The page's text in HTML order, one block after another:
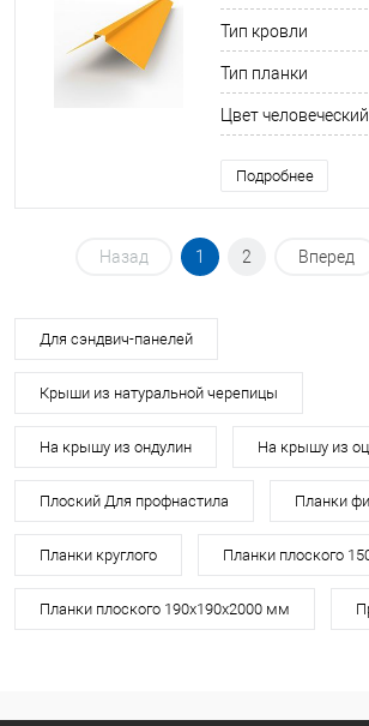
Тип кровли
Тип планки
Цвет человеческий
Подробнее
Назад 1 2 Вперед
Для сэндвич-панелей
Крыши из натуральной черепицы
На крышу из ондулин На крышу из
Плоский Для профнастила Планки
Планки круглого Планки плоского
Планки плоского 190х190х2000 мм